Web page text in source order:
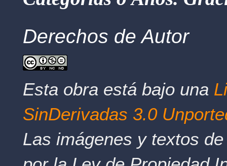
Derechos de Autor
Esta obra está bajo una
SinDerivadas 3.0
Las imágenes y textos